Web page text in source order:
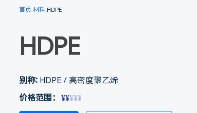
首页材料 HDPE
HDPE
别称: HDPE / 高密度聚乙烯
价格范围： ¥¥¥¥¥